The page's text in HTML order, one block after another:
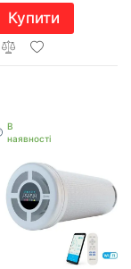
Купити
В
наявності